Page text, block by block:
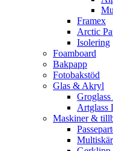
Framex
Arctic
Isolering
Foamboard
Bakpapp
Fotobakstöd
Glas & Akryl
Artglass
Maskiner &